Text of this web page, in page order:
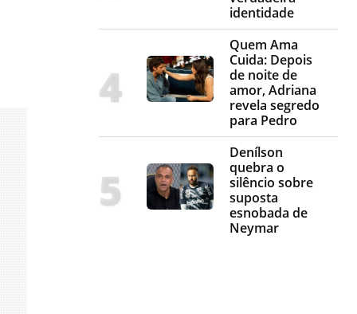
identidade
Quem Ama
Cuida: Depois
de noite de
amor, Adriana
revela segredo
para Pedro
Denílson
quebra o
silêncio sobre
suposta
esnobada de
Neymar